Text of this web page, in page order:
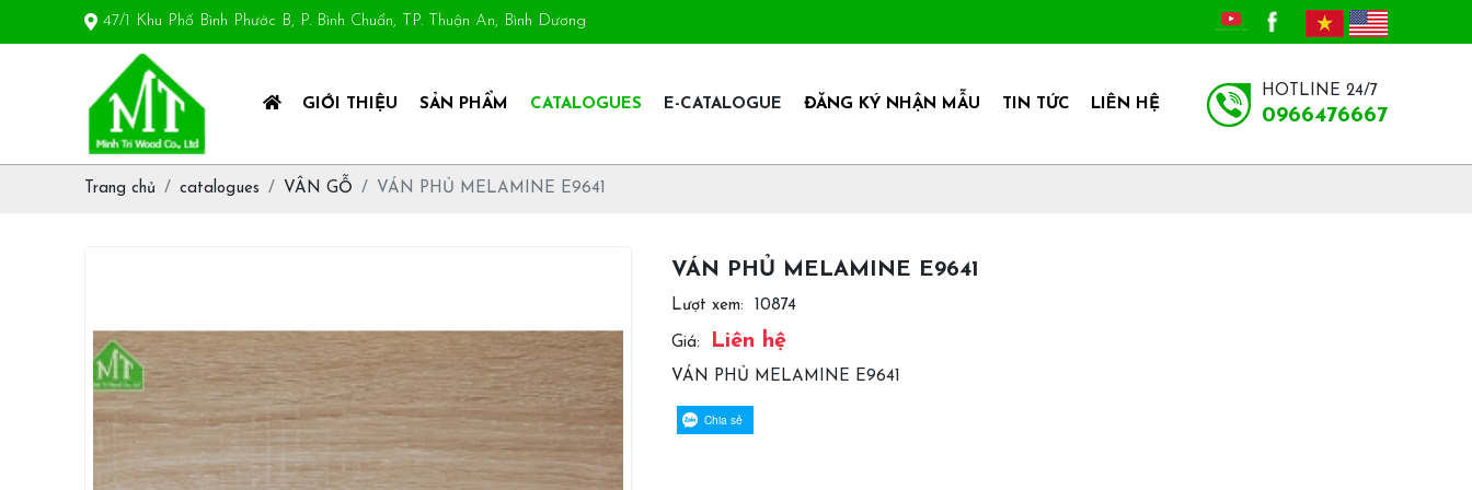
47/1 Khu Phố Bình Phước B, P. Bình Chuẩn, TP. Thuận An, Bình Dương
GIỚI THIỆU SẢN PHẨM CATALOGUES E-CATALOGUE ĐĂNG KÝ NHẬN MẪU TIN TỨC LIÊN HỆ
HOTLINE 24/7
0966476667
Trang chủ catalogues VÂN GỖ VÁN PHỦ MELAMINE E9641
VÁN PHỦ MELAMINE E9641
Lượt xem: 10874
Giá: Liên hệ
VÁN PHỦ MELAMINE E9641
Chia sẻ